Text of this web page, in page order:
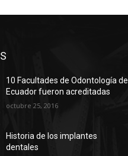
10 Facultades de Odontología del
Ecuador fueron acreditadas
octubre 25, 2016
Historia de los implantes
dentales